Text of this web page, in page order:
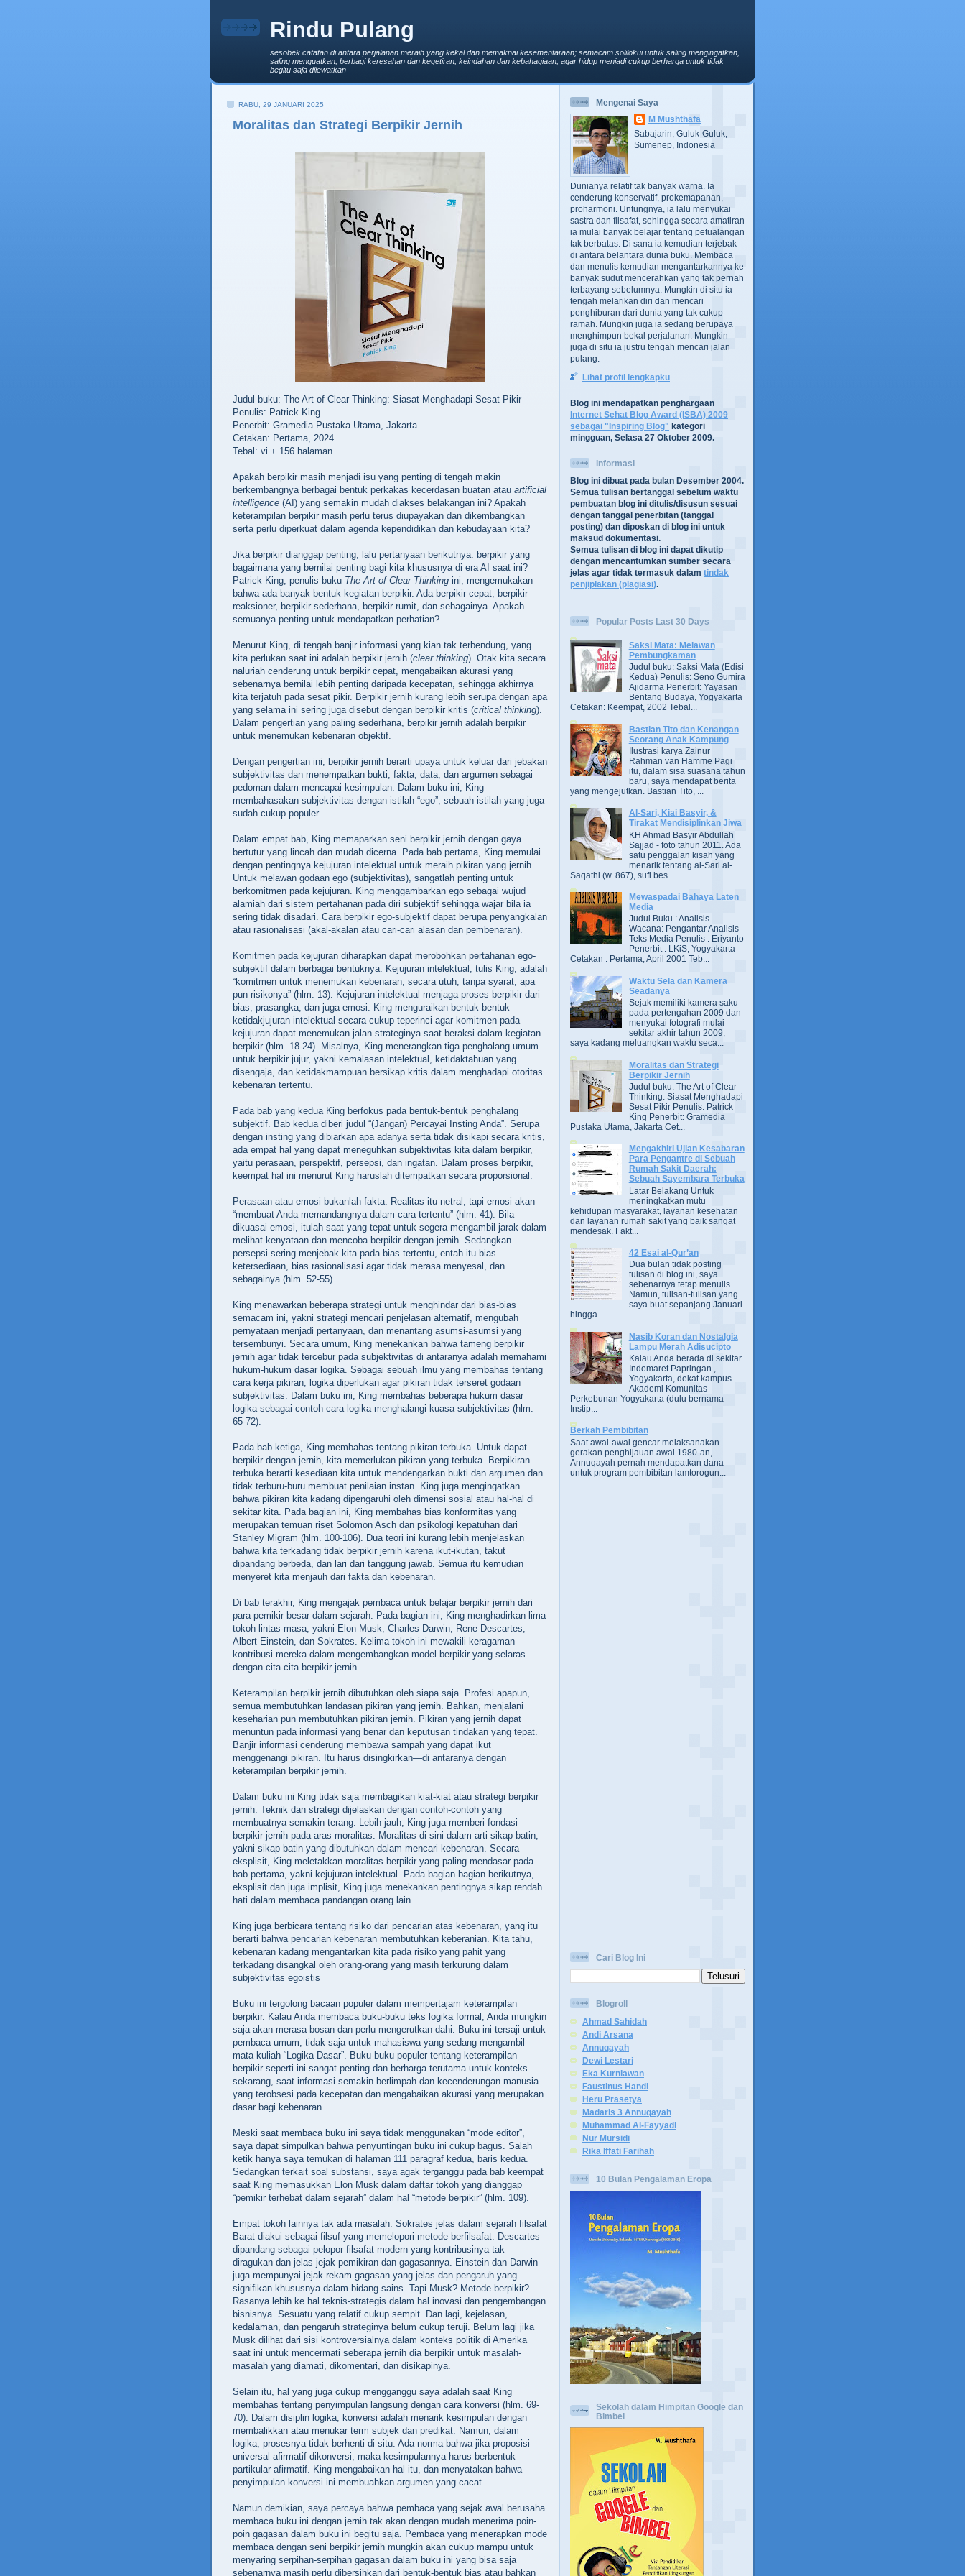
Rindu Pulang
sesobek catatan di antara perjalanan meraih yang kekal dan memaknai kesementaraan; semacam solilokui untuk saling mengingatkan,
saling menguatkan, berbagi keresahan dan kegetiran, keindahan dan kebahagiaan, agar hidup menjadi cukup berharga untuk tidak
begitu saja dilewatkan
RABU, 29 JANUARI 2025
Moralitas dan Strategi Berpikir Jernih
Judul buku: The Art of Clear Thinking: Siasat Menghadapi Sesat Pikir
Penulis: Patrick King
Penerbit: Gramedia Pustaka Utama, Jakarta
Cetakan: Pertama, 2024
Tebal: vi + 156 halaman
Apakah berpikir masih menjadi isu yang penting di tengah makin
berkembangnya berbagai bentuk perkakas kecerdasan buatan atau artificial
intelligence (AI) yang semakin mudah diakses belakangan ini? Apakah
keterampilan berpikir masih perlu terus diupayakan dan dikembangkan
serta perlu diperkuat dalam agenda kependidikan dan kebudayaan kita?
Jika berpikir dianggap penting, lalu pertanyaan berikutnya: berpikir yang
bagaimana yang bernilai penting bagi kita khususnya di era AI saat ini?
Patrick King, penulis buku The Art of Clear Thinking ini, mengemukakan
bahwa ada banyak bentuk kegiatan berpikir. Ada berpikir cepat, berpikir
reaksioner, berpikir sederhana, berpikir rumit, dan sebagainya. Apakah
semuanya penting untuk mendapatkan perhatian?
Menurut King, di tengah banjir informasi yang kian tak terbendung, yang
kita perlukan saat ini adalah berpikir jernih (clear thinking). Otak kita secara
naluriah cenderung untuk berpikir cepat, mengabaikan akurasi yang
sebenarnya bernilai lebih penting daripada kecepatan, sehingga akhirnya
kita terjatuh pada sesat pikir. Berpikir jernih kurang lebih serupa dengan apa
yang selama ini sering juga disebut dengan berpikir kritis (critical thinking).
Dalam pengertian yang paling sederhana, berpikir jernih adalah berpikir
untuk menemukan kebenaran objektif.
Dengan pengertian ini, berpikir jernih berarti upaya untuk keluar dari jebakan
subjektivitas dan menempatkan bukti, fakta, data, dan argumen sebagai
pedoman dalam mencapai kesimpulan. Dalam buku ini, King
membahasakan subjektivitas dengan istilah “ego”, sebuah istilah yang juga
sudah cukup populer.
Dalam empat bab, King memaparkan seni berpikir jernih dengan gaya
bertutur yang lincah dan mudah dicerna. Pada bab pertama, King memulai
dengan pentingnya kejujuran intelektual untuk meraih pikiran yang jernih.
Untuk melawan godaan ego (subjektivitas), sangatlah penting untuk
berkomitmen pada kejujuran. King menggambarkan ego sebagai wujud
alamiah dari sistem pertahanan pada diri subjektif sehingga wajar bila ia
sering tidak disadari. Cara berpikir ego-subjektif dapat berupa penyangkalan
atau rasionalisasi (akal-akalan atau cari-cari alasan dan pembenaran).
Komitmen pada kejujuran diharapkan dapat merobohkan pertahanan ego-
subjektif dalam berbagai bentuknya. Kejujuran intelektual, tulis King, adalah
“komitmen untuk menemukan kebenaran, secara utuh, tanpa syarat, apa
pun risikonya” (hlm. 13). Kejujuran intelektual menjaga proses berpikir dari
bias, prasangka, dan juga emosi. King menguraikan bentuk-bentuk
ketidakjujuran intelektual secara cukup teperinci agar komitmen pada
kejujuran dapat menemukan jalan strateginya saat beraksi dalam kegiatan
berpikir (hlm. 18-24). Misalnya, King menerangkan tiga penghalang umum
untuk berpikir jujur, yakni kemalasan intelektual, ketidaktahuan yang
disengaja, dan ketidakmampuan bersikap kritis dalam menghadapi otoritas
kebenaran tertentu.
Pada bab yang kedua King berfokus pada bentuk-bentuk penghalang
subjektif. Bab kedua diberi judul “(Jangan) Percayai Insting Anda”. Serupa
dengan insting yang dibiarkan apa adanya serta tidak disikapi secara kritis,
ada empat hal yang dapat meneguhkan subjektivitas kita dalam berpikir,
yaitu perasaan, perspektif, persepsi, dan ingatan. Dalam proses berpikir,
keempat hal ini menurut King haruslah ditempatkan secara proporsional.
Perasaan atau emosi bukanlah fakta. Realitas itu netral, tapi emosi akan
“membuat Anda memandangnya dalam cara tertentu” (hlm. 41). Bila
dikuasai emosi, itulah saat yang tepat untuk segera mengambil jarak dalam
melihat kenyataan dan mencoba berpikir dengan jernih. Sedangkan
persepsi sering menjebak kita pada bias tertentu, entah itu bias
ketersediaan, bias rasionalisasi agar tidak merasa menyesal, dan
sebagainya (hlm. 52-55).
King menawarkan beberapa strategi untuk menghindar dari bias-bias
semacam ini, yakni strategi mencari penjelasan alternatif, mengubah
pernyataan menjadi pertanyaan, dan menantang asumsi-asumsi yang
tersembunyi. Secara umum, King menekankan bahwa tameng berpikir
jernih agar tidak tercebur pada subjektivitas di antaranya adalah memahami
hukum-hukum dasar logika. Sebagai sebuah ilmu yang membahas tentang
cara kerja pikiran, logika diperlukan agar pikiran tidak terseret godaan
subjektivitas. Dalam buku ini, King membahas beberapa hukum dasar
logika sebagai contoh cara logika menghalangi kuasa subjektivitas (hlm.
65-72).
Pada bab ketiga, King membahas tentang pikiran terbuka. Untuk dapat
berpikir dengan jernih, kita memerlukan pikiran yang terbuka. Berpikiran
terbuka berarti kesediaan kita untuk mendengarkan bukti dan argumen dan
tidak terburu-buru membuat penilaian instan. King juga mengingatkan
bahwa pikiran kita kadang dipengaruhi oleh dimensi sosial atau hal-hal di
sekitar kita. Pada bagian ini, King membahas bias konformitas yang
merupakan temuan riset Solomon Asch dan psikologi kepatuhan dari
Stanley Migram (hlm. 100-106). Dua teori ini kurang lebih menjelaskan
bahwa kita terkadang tidak berpikir jernih karena ikut-ikutan, takut
dipandang berbeda, dan lari dari tanggung jawab. Semua itu kemudian
menyeret kita menjauh dari fakta dan kebenaran.
Di bab terakhir, King mengajak pembaca untuk belajar berpikir jernih dari
para pemikir besar dalam sejarah. Pada bagian ini, King menghadirkan lima
tokoh lintas-masa, yakni Elon Musk, Charles Darwin, Rene Descartes,
Albert Einstein, dan Sokrates. Kelima tokoh ini mewakili keragaman
kontribusi mereka dalam mengembangkan model berpikir yang selaras
dengan cita-cita berpikir jernih.
Keterampilan berpikir jernih dibutuhkan oleh siapa saja. Profesi apapun,
semua membutuhkan landasan pikiran yang jernih. Bahkan, menjalani
keseharian pun membutuhkan pikiran jernih. Pikiran yang jernih dapat
menuntun pada informasi yang benar dan keputusan tindakan yang tepat.
Banjir informasi cenderung membawa sampah yang dapat ikut
menggenangi pikiran. Itu harus disingkirkan—di antaranya dengan
keterampilan berpikir jernih.
Dalam buku ini King tidak saja membagikan kiat-kiat atau strategi berpikir
jernih. Teknik dan strategi dijelaskan dengan contoh-contoh yang
membuatnya semakin terang. Lebih jauh, King juga memberi fondasi
berpikir jernih pada aras moralitas. Moralitas di sini dalam arti sikap batin,
yakni sikap batin yang dibutuhkan dalam mencari kebenaran. Secara
eksplisit, King meletakkan moralitas berpikir yang paling mendasar pada
bab pertama, yakni kejujuran intelektual. Pada bagian-bagian berikutnya,
eksplisit dan juga implisit, King juga menekankan pentingnya sikap rendah
hati dalam membaca pandangan orang lain.
King juga berbicara tentang risiko dari pencarian atas kebenaran, yang itu
berarti bahwa pencarian kebenaran membutuhkan keberanian. Kita tahu,
kebenaran kadang mengantarkan kita pada risiko yang pahit yang
terkadang disangkal oleh orang-orang yang masih terkurung dalam
subjektivitas egoistis
Buku ini tergolong bacaan populer dalam mempertajam keterampilan
berpikir. Kalau Anda membaca buku-buku teks logika formal, Anda mungkin
saja akan merasa bosan dan perlu mengerutkan dahi. Buku ini tersaji untuk
pembaca umum, tidak saja untuk mahasiswa yang sedang mengambil
mata kuliah “Logika Dasar”. Buku-buku populer tentang keterampilan
berpikir seperti ini sangat penting dan berharga terutama untuk konteks
sekarang, saat informasi semakin berlimpah dan kecenderungan manusia
yang terobsesi pada kecepatan dan mengabaikan akurasi yang merupakan
dasar bagi kebenaran.
Meski saat membaca buku ini saya tidak menggunakan “mode editor”,
saya dapat simpulkan bahwa penyuntingan buku ini cukup bagus. Salah
ketik hanya saya temukan di halaman 111 paragraf kedua, baris kedua.
Sedangkan terkait soal substansi, saya agak terganggu pada bab keempat
saat King memasukkan Elon Musk dalam daftar tokoh yang dianggap
“pemikir terhebat dalam sejarah” dalam hal “metode berpikir” (hlm. 109).
Empat tokoh lainnya tak ada masalah. Sokrates jelas dalam sejarah filsafat
Barat diakui sebagai filsuf yang memelopori metode berfilsafat. Descartes
dipandang sebagai pelopor filsafat modern yang kontribusinya tak
diragukan dan jelas jejak pemikiran dan gagasannya. Einstein dan Darwin
juga mempunyai jejak rekam gagasan yang jelas dan pengaruh yang
signifikan khususnya dalam bidang sains. Tapi Musk? Metode berpikir?
Rasanya lebih ke hal teknis-strategis dalam hal inovasi dan pengembangan
bisnisnya. Sesuatu yang relatif cukup sempit. Dan lagi, kejelasan,
kedalaman, dan pengaruh strateginya belum cukup teruji. Belum lagi jika
Musk dilihat dari sisi kontroversialnya dalam konteks politik di Amerika
saat ini untuk mencermati seberapa jernih dia berpikir untuk masalah-
masalah yang diamati, dikomentari, dan disikapinya.
Selain itu, hal yang juga cukup mengganggu saya adalah saat King
membahas tentang penyimpulan langsung dengan cara konversi (hlm. 69-
70). Dalam disiplin logika, konversi adalah menarik kesimpulan dengan
membalikkan atau menukar term subjek dan predikat. Namun, dalam
logika, prosesnya tidak berhenti di situ. Ada norma bahwa jika proposisi
universal afirmatif dikonversi, maka kesimpulannya harus berbentuk
partikular afirmatif. King mengabaikan hal itu, dan menyatakan bahwa
penyimpulan konversi ini membuahkan argumen yang cacat.
Namun demikian, saya percaya bahwa pembaca yang sejak awal berusaha
membaca buku ini dengan jernih tak akan dengan mudah menerima poin-
poin gagasan dalam buku ini begitu saja. Pembaca yang menerapkan mode
membaca dengan seni berpikir jernih mungkin akan cukup mampu untuk
menyaring serpihan-serpihan gagasan dalam buku ini yang bisa saja
sebenarnya masih perlu dibersihkan dari bentuk-bentuk bias atau bahkan
Mengenai Saya
M Mushthafa
Sabajarin, Guluk-Guluk,
Sumenep, Indonesia
Dunianya relatif tak banyak warna. Ia
cenderung konservatif, prokemapanan,
proharmoni. Untungnya, ia lalu menyukai
sastra dan filsafat, sehingga secara amatiran
ia mulai banyak belajar tentang petualangan
tak berbatas. Di sana ia kemudian terjebak
di antara belantara dunia buku. Membaca
dan menulis kemudian mengantarkannya ke
banyak sudut mencerahkan yang tak pernah
terbayang sebelumnya. Mungkin di situ ia
tengah melarikan diri dan mencari
penghiburan dari dunia yang tak cukup
ramah. Mungkin juga ia sedang berupaya
menghimpun bekal perjalanan. Mungkin
juga di situ ia justru tengah mencari jalan
pulang.
Lihat profil lengkapku
Blog ini mendapatkan penghargaan
Internet Sehat Blog Award (ISBA) 2009
sebagai "Inspiring Blog" kategori
mingguan, Selasa 27 Oktober 2009.
Informasi
Blog ini dibuat pada bulan Desember 2004.
Semua tulisan bertanggal sebelum waktu
pembuatan blog ini ditulis/disusun sesuai
dengan tanggal penerbitan (tanggal
posting) dan diposkan di blog ini untuk
maksud dokumentasi.
Semua tulisan di blog ini dapat dikutip
dengan mencantumkan sumber secara
jelas agar tidak termasuk dalam tindak
penjiplakan (plagiasi).
Popular Posts Last 30 Days
Saksi Mata: Melawan
Pembungkaman
Judul buku: Saksi Mata (Edisi
Kedua) Penulis: Seno Gumira
Ajidarma Penerbit: Yayasan
Bentang Budaya, Yogyakarta
Cetakan: Keempat, 2002 Tebal...
Bastian Tito dan Kenangan
Seorang Anak Kampung
Ilustrasi karya Zainur
Rahman van Hamme Pagi
itu, dalam sisa suasana tahun
baru, saya mendapat berita
yang mengejutkan. Bastian Tito, ...
Al-Sari, Kiai Basyir, &
Tirakat Mendisiplinkan Jiwa
KH Ahmad Basyir Abdullah
Sajjad - foto tahun 2011. Ada
satu penggalan kisah yang
menarik tentang al-Sari al-
Saqathi (w. 867), sufi bes...
Mewaspadai Bahaya Laten
Media
Judul Buku : Analisis
Wacana: Pengantar Analisis
Teks Media Penulis : Eriyanto
Penerbit : LKiS, Yogyakarta
Cetakan : Pertama, April 2001 Teb...
Waktu Sela dan Kamera
Seadanya
Sejak memiliki kamera saku
pada pertengahan 2009 dan
menyukai fotografi mulai
sekitar akhir tahun 2009,
saya kadang meluangkan waktu seca...
Moralitas dan Strategi
Berpikir Jernih
Judul buku: The Art of Clear
Thinking: Siasat Menghadapi
Sesat Pikir Penulis: Patrick
King Penerbit: Gramedia
Pustaka Utama, Jakarta Cet...
Mengakhiri Ujian Kesabaran
Para Pengantre di Sebuah
Rumah Sakit Daerah:
Sebuah Sayembara Terbuka
Latar Belakang Untuk
meningkatkan mutu
kehidupan masyarakat, layanan kesehatan
dan layanan rumah sakit yang baik sangat
mendesak. Fakt...
42 Esai al-Qur’an
Dua bulan tidak posting
tulisan di blog ini, saya
sebenarnya tetap menulis.
Namun, tulisan-tulisan yang
saya buat sepanjang Januari
hingga...
Nasib Koran dan Nostalgia
Lampu Merah Adisucipto
Kalau Anda berada di sekitar
Indomaret Papringan ,
Yogyakarta, dekat kampus
Akademi Komunitas
Perkebunan Yogyakarta (dulu bernama
Instip...
Berkah Pembibitan
Saat awal-awal gencar melaksanakan
gerakan penghijauan awal 1980-an,
Annuqayah pernah mendapatkan dana
untuk program pembibitan lamtorogun...
Cari Blog Ini
Blogroll
Ahmad Sahidah
Andi Arsana
Annuqayah
Dewi Lestari
Eka Kurniawan
Faustinus Handi
Heru Prasetya
Madaris 3 Annuqayah
Muhammad Al-Fayyadl
Nur Mursidi
Rika Iffati Farihah
10 Bulan Pengalaman Eropa
Sekolah dalam Himpitan Google dan
Bimbel